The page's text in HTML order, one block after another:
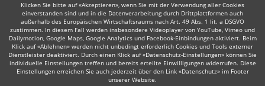
Trompeter Trauerredner Dudelsackspieler
Klicken Sie bitte auf «Akzeptieren», wenn Sie mit der Verwendung aller Cookies
einverstanden sind und in die Datenverarbeitung durch Drittplattformen auch
außerhalb des Europäischen Wirtschaftsraums nach Art. 49 Abs. 1 lit. a DSGVO
zustimmen. In diesem Fall werden insbesondere Videoplayer von YouTube, Vimeo und
Dailymotion, Google Maps, Google Analytics und Facebook-Einbindungen aktiviert. Beim
Klick auf «Ablehnen» werden nicht unbedingt erforderlich Cookies und Tools externer
Dienstleister deaktiviert. Durch einen Klick auf «Datenschutz-Einstellungen» können Sie
individuelle Einstellungen treffen und bereits erteilte Einwilligungen widerrufen. Diese
Einstellungen erreichen Sie auch jederzeit über den Link «Datenschutz» im Footer
unserer Website.